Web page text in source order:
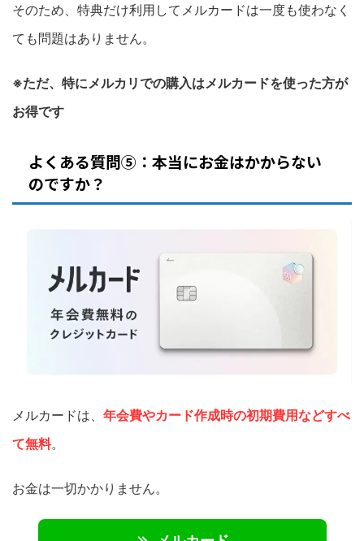
そのため、特典だけ利用してメルカードは一度も使わなく
ても問題はありません。
※ただ、特にメルカリでの購入はメルカードを使った方が
お得です
よくある質問⑤：本当にお金はかからない
のですか？
メルカードは、 年会費やカード作成時の初期費用などすべ
て無料。
お金は一切かかりません。